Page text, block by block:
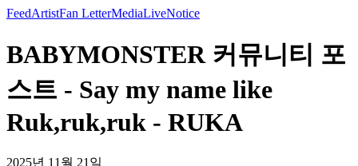
FeedArtistFan LetterMediaLiveNotice
BABYMONSTER 커뮤니티 포
스트 - Say my name like
Ruk,ruk,ruk - RUKA
2025년 11월 21일